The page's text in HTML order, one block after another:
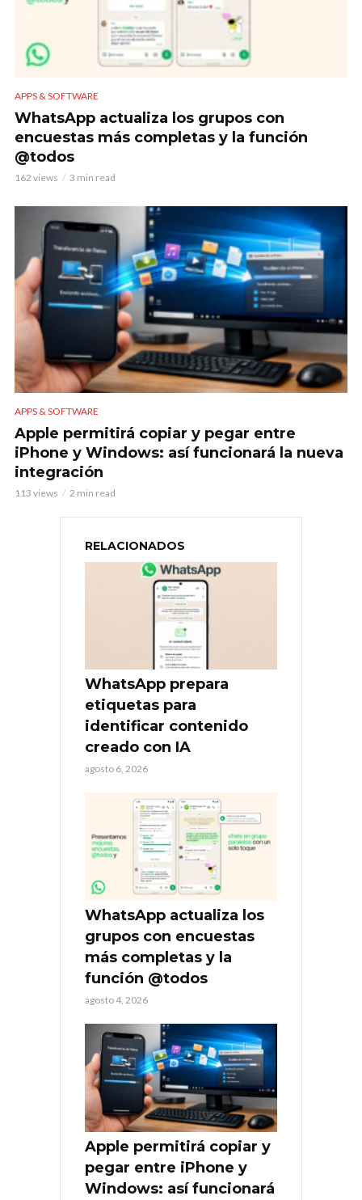
APPS & SOFTWARE
WhatsApp actualiza los grupos con
encuestas más completas y la función
@todos
162 views 3 min read
APPS & SOFTWARE
Apple permitirá copiar y pegar entre
iPhone y Windows: así funcionará la nueva
integración
113 views 2 min read
RELACIONADOS
WhatsApp prepara
etiquetas para
identificar contenido
creado con IA
agosto 6, 2026
WhatsApp actualiza los
grupos con encuestas
más completas y la
función @todos
agosto 4, 2026
Apple permitirá copiar y
pegar entre iPhone y
Windows: así funcionará